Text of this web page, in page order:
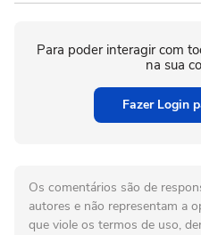
Para poder interagir com
na sua
Fazer Login
Os comentários são de
autores e não representam a
que viole os termos de uso,